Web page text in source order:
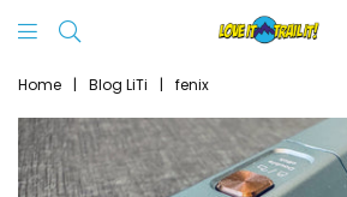
It
Trail
It
Home | Blog LiTi | fenix